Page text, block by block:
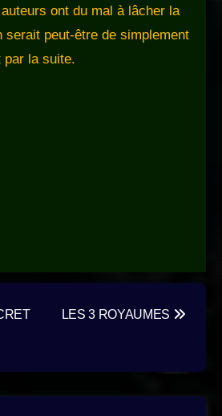
ont du mal à lâcher la
serait peut-être de simplement
par la suite.
LES 3 ROYAUMES